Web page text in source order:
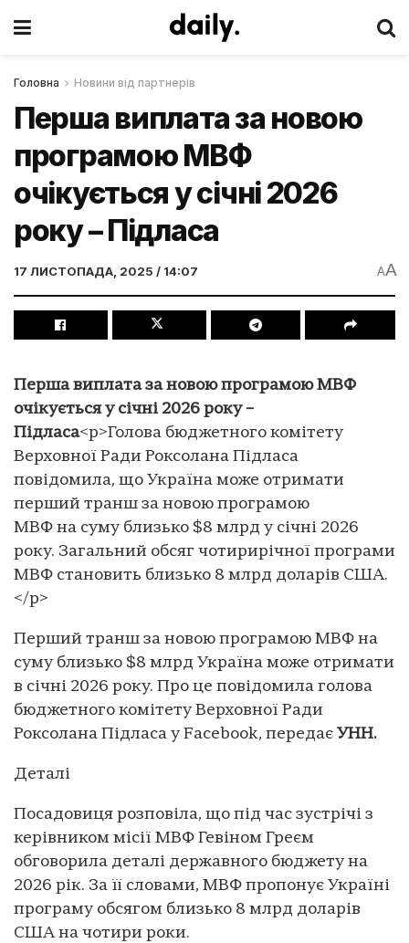
Головна Новини від партнерів
Перша виплата за новою
програмою МВФ
очікується у січні 2026
року – Підласа
17 ЛИСТОПАДА, 2025 / 14:07 AA
Перша виплата за новою програмою МВФ
очікується у січні 2026 року –
Підласа<p>Голова бюджетного комітету
Верховної Ради Роксолана Підласа
повідомила, що Україна може отримати
перший транш за новою програмою
МВФ на суму близько $8 млрд у січні 2026
року. Загальний обсяг чотирирічної програми
МВФ становить близько 8 млрд доларів США.
</p>
Перший транш за новою програмою МВФ на
суму близько $8 млрд Україна може отримати
в січні 2026 року. Про це повідомила голова
бюджетного комітету Верховної Ради
Роксолана Підласа у Facebook, передає УНН.
Деталі
Посадовиця розповіла, що під час зустрічі з
керівником місії МВФ Гевіном Греєм
обговорила деталі державного бюджету на
2026 рік. За її словами, МВФ пропонує Україні
програму обсягом близько 8 млрд доларів
США на чотири роки.